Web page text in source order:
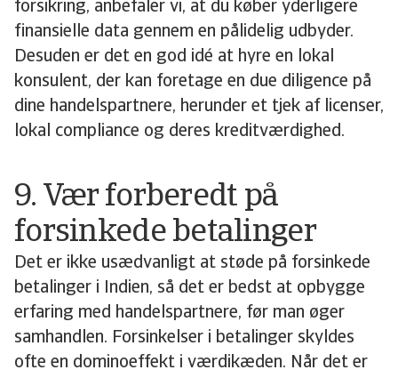
forsikring, anbefaler vi, at du køber yderligere
finansielle data gennem en pålidelig udbyder.
Desuden er det en god idé at hyre en lokal
konsulent, der kan foretage en due diligence på
dine handelspartnere, herunder et tjek af licenser,
lokal compliance og deres kreditværdighed.
9. Vær forberedt på
forsinkede betalinger
Det er ikke usædvanligt at støde på forsinkede
betalinger i Indien, så det er bedst at opbygge
erfaring med handelspartnere, før man øger
samhandlen. Forsinkelser i betalinger skyldes
ofte en dominoeffekt i værdikæden. Når det er